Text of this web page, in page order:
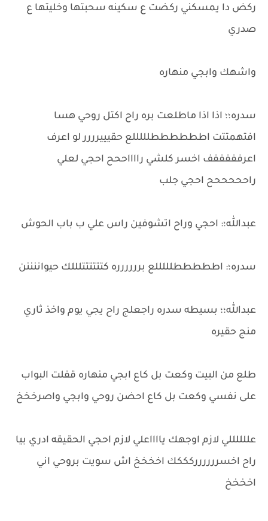
ركض دا يمسكني ركضت ع سكينه سحبتها وخليتها ع
صدري
واشهك وابجي منهاره
سدره؛؛ اذا اذا ماطلعت بره راح اكتل روحي هسا
افتهمتتت اططططططلللللع حقيييرررر لو اعرف
اعرفففففف اخسر كلشي رااااححح احجي لعلي
راحححححح احجي جلب
عبدالله؛: احجي وراح اتشوفين راس علي ب باب الحوش
سدره؛: اطططططلللللع برررررره كتتتتتتلللك حيواننننن
عبدالله؛؛ بسيطه سدره راجعلج راح يجي يوم واخذ ثاري
منج حقيره
طلع من البيت وكعت بل كاع ابجي منهاره قفلت البواب
على نفسي وكعت بل كاع احضن روحي وابجي واصرخخخ
عللللللي لازم اوجهك يااااعلي لازم احجي الحقيقه ادري بيا
راح اخسرررررركككك اخخخخ اش سويت بروحي اني
اخخخخ